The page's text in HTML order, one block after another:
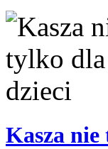
Kasza